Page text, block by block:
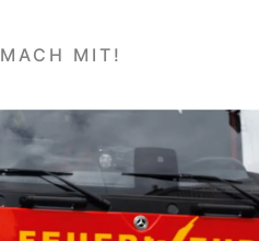
MACH MIT!